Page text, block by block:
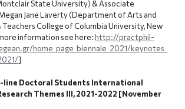
State University) & Associate
Jane Laverty (Department of Arts and
Teachers College of Columbia University, New
information see here: http://practphil-
home_page_biennale_2021/keynotes_
]
line Doctoral Students International
Themes III, 2021-2022 [November